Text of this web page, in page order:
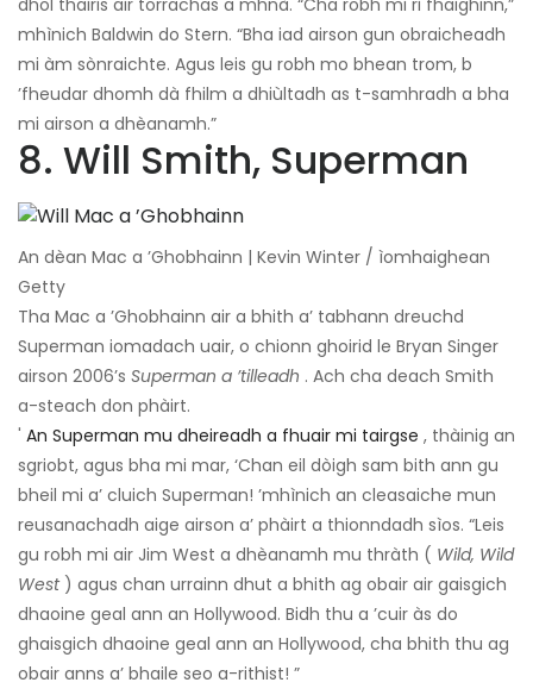
mhìnich Baldwin do Stern. “Bha iad airson gun obraicheadh ​​
mi àm sònraichte. Agus leis gu robh mo bhean trom, b
’fheudar dhomh dà fhilm a dhiùltadh as t-samhradh a bha
mi airson a dhèanamh.”
8. Will Smith, Superman
An dèan Mac a ’Ghobhainn | Kevin Winter / ìomhaighean
Getty
Tha Mac a ’Ghobhainn air a bhith a’ tabhann dreuchd
Superman iomadach uair, o chionn ghoirid le Bryan Singer
airson 2006’s Superman a ’tilleadh . Ach cha deach Smith
a-steach don phàirt.
' An Superman mu dheireadh a fhuair mi tairgse , thàinig an
sgriobt, agus bha mi mar, ‘Chan eil dòigh sam bith ann gu
bheil mi a’ cluich Superman! ’mhìnich an cleasaiche mun
reusanachadh aige airson a’ phàirt a thionndadh sìos. “Leis
gu robh mi air Jim West a dhèanamh mu thràth ( Wild, Wild
West) agus chan urrainn dhut a bhith ag obair air gaisgich
dhaoine geal ann an Hollywood. Bidh thu a ’cuir às do
ghaisgich dhaoine geal ann an Hollywood, cha bhith thu ag
obair anns a’ bhaile seo a-rithist! ”